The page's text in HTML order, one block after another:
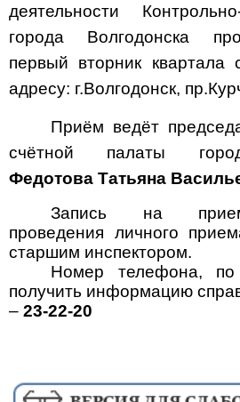
деятельности
города Волгодонска
первый вторник квартала
адресу: г.Волгодонск,
Приём ведёт
счётной палаты
Федотова Татьяна
Запись на
проведения личного
старшим инспектором.
Номер телефона,
получить информацию
– 23-22-20